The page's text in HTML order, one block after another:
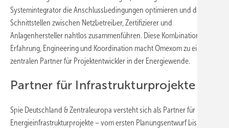
Systemintegrator die Anschlussbedingungen optimieren und die
Schnittstellen zwischen Netzbetreiber, Zertifizierer und
Anlagenhersteller nahtlos zusammenführen. Diese Kombination aus
Erfahrung, Engineering und Koordination macht Omexom zu einem
zentralen Partner für Projektentwickler in der Energiewende.
Partner für Infrastrukturprojekte
Spie Deutschland & Zentraleuropa versteht sich als Partner für
Energieinfrastrukturprojekte – vom ersten Planungsentwurf bis zur